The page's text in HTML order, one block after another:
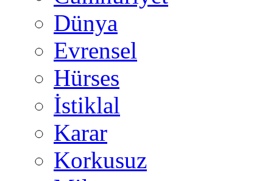
Dünya
Evrensel
Hürses
İstiklal
Karar
Korkusuz